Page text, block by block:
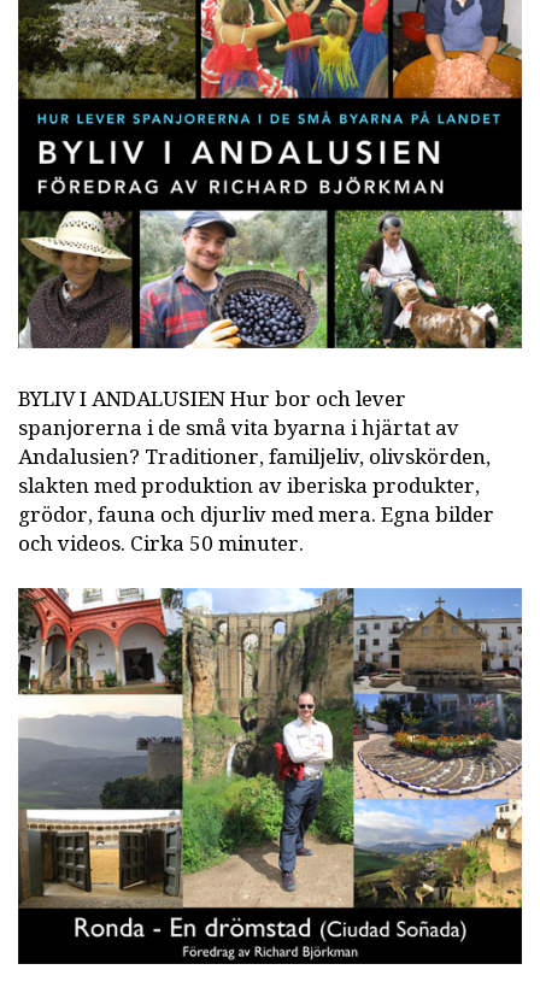
BYLIV I ANDALUSIEN Hur bor och lever
spanjorerna i de små vita byarna i hjärtat av
Andalusien? Traditioner, familjeliv, olivskörden,
slakten med produktion av iberiska produkter,
grödor, fauna och djurliv med mera. Egna bilder
och videos. Cirka 50 minuter.